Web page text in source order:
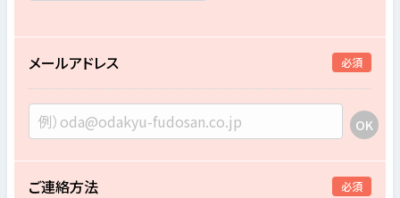
メールアドレス 必須
ご連絡方法 必須